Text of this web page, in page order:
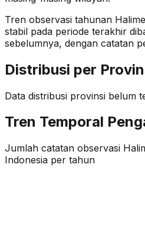
Tren observasi tahunan
stabil pada periode terakhir
sebelumnya, dengan catatan
Distribusi per
Data distribusi provinsi belum
Tren Temporal
Jumlah catatan observasi
Indonesia per tahun